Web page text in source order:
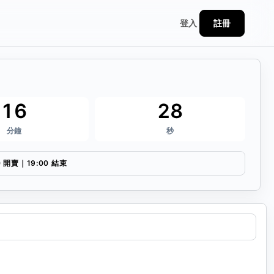
登入 註冊
16
分鐘
28
秒
開賣｜19:00 結束